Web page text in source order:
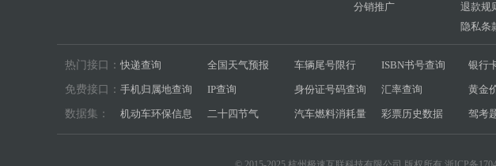
分销推广
退款规
隐私条
热门接口： 快递查询 全国天气预报 车辆尾号限行 ISBN书号查询 银行
免费接口： 手机归属地查询 IP查询 身份证号码查询 汇率查询 黄金
数据集： 机动车环保信息 二十四节气 汽车燃料消耗量 彩票历史数据 驾考